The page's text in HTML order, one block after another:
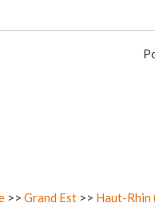
>> Grand Est >> Haut-Rhin